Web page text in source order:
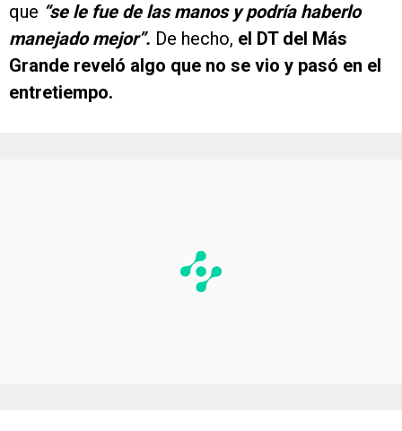
que “se le fue de las manos y podría haberlo
manejado mejor”. De hecho, el DT del Más
Grande reveló algo que no se vio y pasó en el
entretiempo.